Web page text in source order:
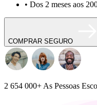
• Dos 2 meses aos
COMPRAR SEGURO
2 654 000+ As Pessoas